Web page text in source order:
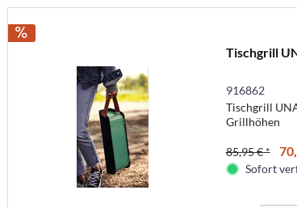
Tischgrill
916862
Tischgrill
Grillhöhen
85,95 € *
Sofort